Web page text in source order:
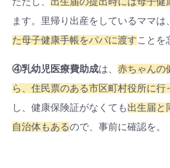
ます。里帰り出産をしているママは、
た母子健康手帳をパパに渡すことを
④乳幼児医療費助成は、 赤ちゃんの
ら、住民票のある市区町村役所に行
し、健康保険証がなくても出生届と
自治体もあるので、事前に確認を。